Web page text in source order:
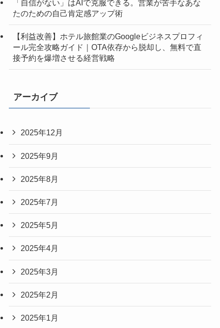
「自信がない」はAIで克服できる。営業が苦手なあな
たのための自己肯定感アップ術
【利益改善】ホテル旅館業のGoogleビジネスプロフィ
ール完全攻略ガイド｜OTA依存から脱却し、無料で直
接予約を爆増させる経営戦略
アーカイブ
2025年12月
2025年9月
2025年8月
2025年7月
2025年5月
2025年4月
2025年3月
2025年2月
2025年1月